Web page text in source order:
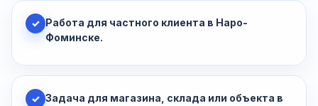
✓ Работа для частного клиента в Наро-
Фоминске.
✓ Задача для магазина, склада или объекта в